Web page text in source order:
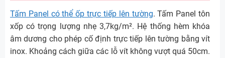
Tấm Panel có thể ốp trực tiếp lên tường. Tấm Panel tôn
xốp có trọng lượng nhẹ 3,7kg/m². Hệ thống hèm khóa
âm dương cho phép cố định trực tiếp lên tường bằng vít
inox. Khoảng cách giữa các lỗ vít không vượt quá 50cm.